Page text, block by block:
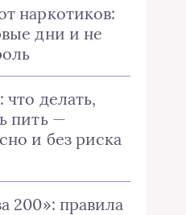
наркотиков:
дни и не
что делать,
пить —
и без риска
200»: правила